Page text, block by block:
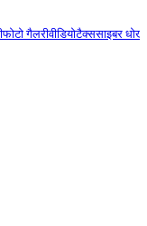
फोटो गैलरीवीडियोटैक्ससाइबर